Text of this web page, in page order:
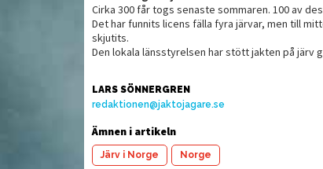
Cirka 300 får togs senaste sommaren. 100 av
Det har funnits licens fälla fyra järvar, men till
skjutits.
Den lokala länsstyrelsen har stött jakten på järv
LARS SÖNNERGREN
redaktionen@jaktojagare.se
Ämnen i artikeln
Järv i Norge Norge
MAT